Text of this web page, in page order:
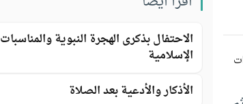
الاحتفال بذكرى الهجرة النبوية والمناسبات
الإسلامية
الأذكار والأدعية بعد الصلاة